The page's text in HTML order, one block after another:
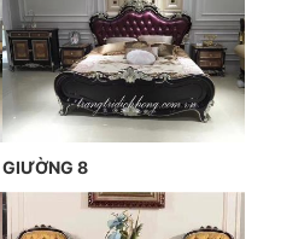
GIƯỜNG 8